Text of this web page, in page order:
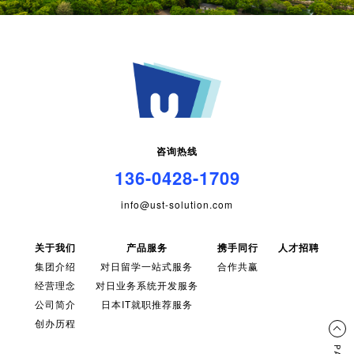
咨询热线
136-0428-1709
info@ust-solution.com
关于我们
集团介绍
经营理念
公司简介
创办历程
产品服务
对日留学一站式服务
对日业务系统开发服务
日本IT就职推荐服务
携手同行
合作共赢
人才招聘